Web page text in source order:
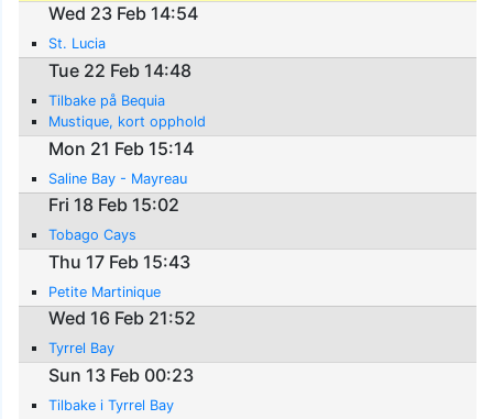
Wed 23 Feb 14:54
St. Lucia
Tue 22 Feb 14:48
Tilbake på Bequia
Mustique, kort opphold
Mon 21 Feb 15:14
Saline Bay - Mayreau
Fri 18 Feb 15:02
Tobago Cays
Thu 17 Feb 15:43
Petite Martinique
Wed 16 Feb 21:52
Tyrrel Bay
Sun 13 Feb 00:23
Tilbake i Tyrrel Bay